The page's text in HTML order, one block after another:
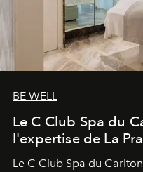
BE WELL
Le C Club Spa du
l'expertise de La
Le C Club Spa du